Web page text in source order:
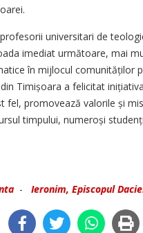
universitari de
imediat următoare, mai
în mijlocul comunităților
Timișoara a felicitat
fel, promovează valorile și
timpului, numeroși
- Ieronim, Episcopul